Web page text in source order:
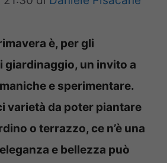
è, per gli
giardinaggio, un invito a
e sperimentare.
varietà da poter piantare
o terrazzo, ce n’è una
e bellezza può